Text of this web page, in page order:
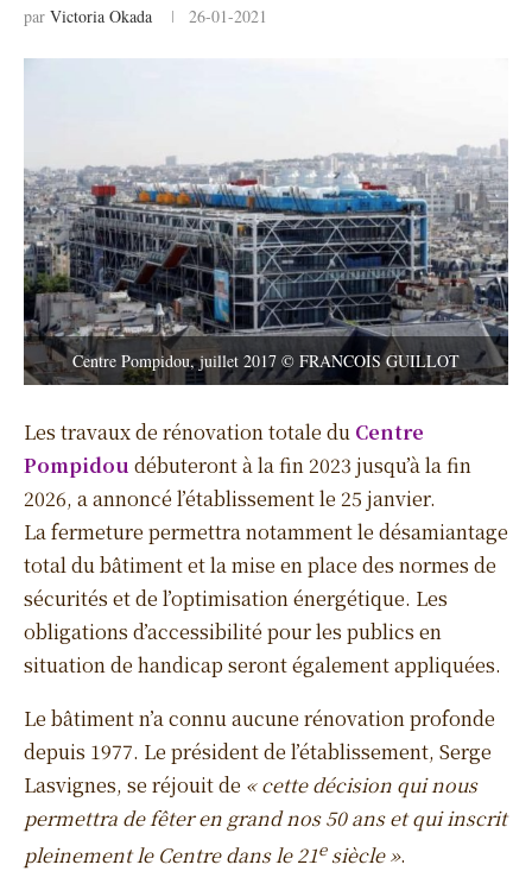
par Victoria Okada 26-01-2021
Centre Pompidou, juillet 2017 © FRANCOIS GUILLOT
Les travaux de rénovation totale du Centre
Pompidou débuteront à la fin 2023 jusqu’à la fin
2026, a annoncé l’établissement le 25 janvier.
La fermeture permettra notamment le désamiantage
total du bâtiment et la mise en place des normes de
sécurités et de l’optimisation énergétique. Les
obligations d’accessibilité pour les publics en
situation de handicap seront également appliquées.
Le bâtiment n’a connu aucune rénovation profonde
depuis 1977. Le président de l’établissement, Serge
Lasvignes, se réjouit de « cette décision qui nous
permettra de fêter en grand nos 50 ans et qui inscrit
pleinement le Centre dans le 21esiècle ».